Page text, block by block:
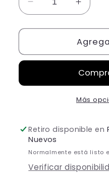
Reducir
cantidad
para
Rosa
Detalles
para
Vestido
Rosa
Sirena
Más
Retiro disponible en
Nuevos
Normalmente está listo
Verificar